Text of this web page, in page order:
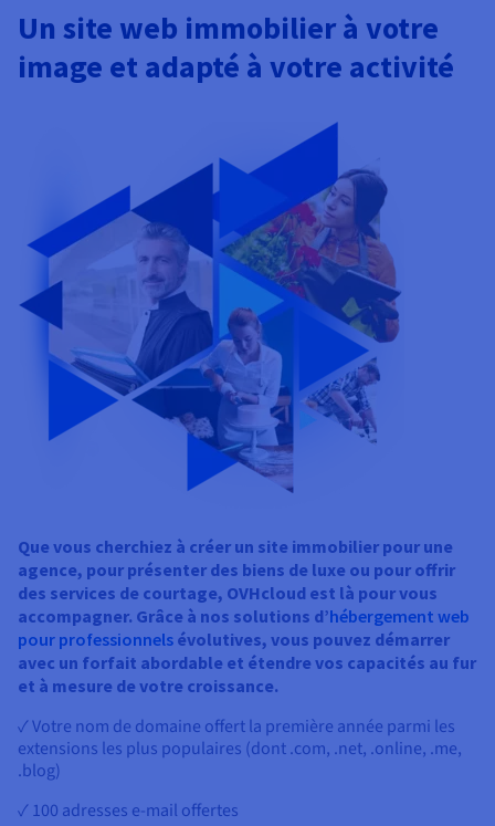
Un site web immobilier à votre
image et adapté à votre activité
Que vous cherchiez à créer un site immobilier pour une
agence, pour présenter des biens de luxe ou pour offrir
des services de courtage, OVHcloud est là pour vous
accompagner. Grâce à nos solutions d’hébergement web
pour professionnels évolutives, vous pouvez démarrer
avec un forfait abordable et étendre vos capacités au fur
et à mesure de votre croissance.
✓ Votre nom de domaine offert la première année parmi les
extensions les plus populaires (dont .com, .net, .online, .me,
.blog)
✓ 100 adresses e-mail offertes